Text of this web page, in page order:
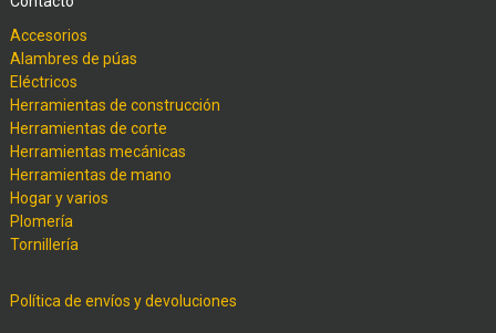
Accesorios
Alambres de púas
Eléctricos
Herramientas de construcción
Herramientas de corte
Herramientas mecánicas
Herramientas de mano
Hogar y varios
Plomería
Tornillería
Política de envíos y devoluciones